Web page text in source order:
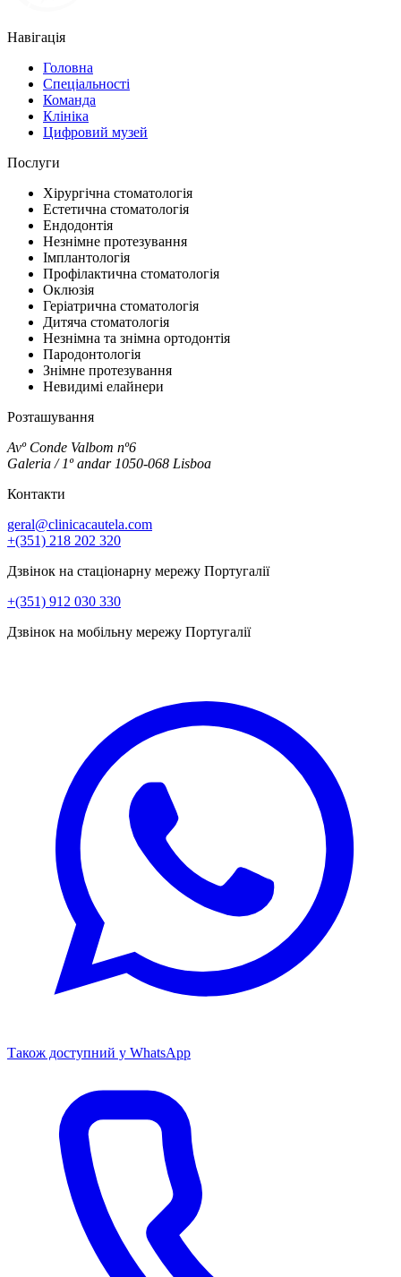
Навігація
Головна
Спеціальності
Команда
Клініка
Цифровий музей
Послуги
Хірургічна стоматологія
Естетична стоматологія
Ендодонтія
Незнімне протезування
Імплантологія
Профілактична стоматологія
Оклюзія
Геріатрична стоматологія
Дитяча стоматологія
Незнімна та знімна ортодонтія
Пародонтологія
Знімне протезування
Невидимі елайнери
Розташування
Avº Conde Valbom nº6
Galeria / 1º andar 1050-068 Lisboa
Контакти
geral@clinicacautela.com
+(351) 218 202 320
Дзвінок на стаціонарну мережу Португалії
+(351) 912 030 330
Дзвінок на мобільну мережу Португалії
Також доступний у WhatsApp